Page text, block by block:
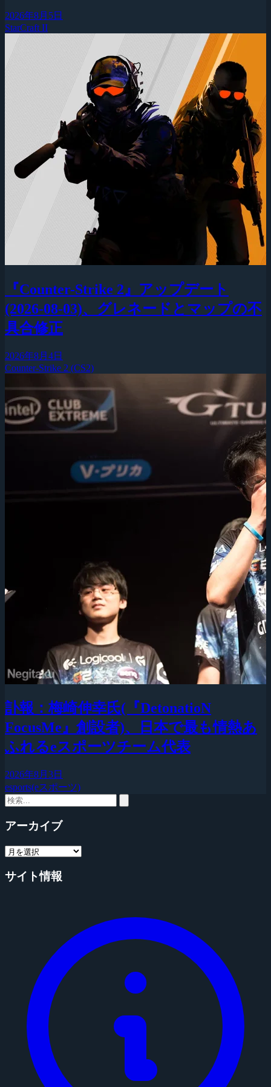
2026年8月5日
StarCraft II
『Counter-Strike 2』アップデート
(2026-08-03)、グレネードとマップの不
具合修正
2026年8月4日
Counter-Strike 2 (CS2)
訃報：梅崎伸幸氏(『DetonatioN
FocusMe』創設者)、日本で最も情熱あ
ふれるeスポーツチーム代表
2026年8月3日
esports(eスポーツ)
アーカイブ
サイト情報